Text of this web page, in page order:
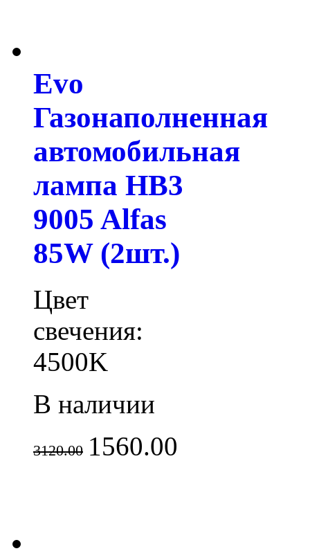
Evo
Газонаполненная
автомобильная
лампа HB3
9005 Alfas
85W (2шт.)
Цвет
свечения:
4500K
В наличии
3120.00 1560.00